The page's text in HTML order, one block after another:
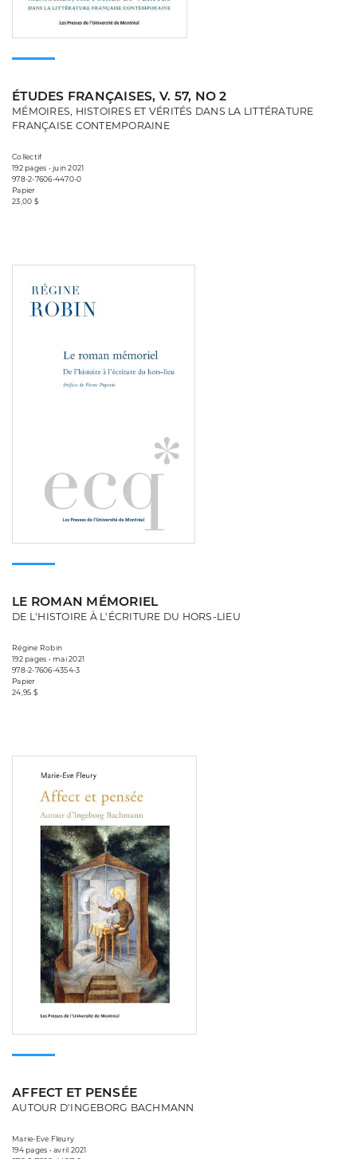
ÉTUDES FRANÇAISES, V. 57, NO 2
MÉMOIRES, HISTOIRES ET VÉRITÉS DANS LA LITTÉRATURE
FRANÇAISE CONTEMPORAINE
Collectif
192 pages • juin 2021
978-2-7606-4470-0
Papier
23,00 $
LE ROMAN MÉMORIEL
DE L'HISTOIRE À L'ÉCRITURE DU HORS-LIEU
Régine Robin
192 pages • mai 2021
978-2-7606-4354-3
Papier
24,95 $
AFFECT ET PENSÉE
AUTOUR D'INGEBORG BACHMANN
Marie-Eve Fleury
194 pages • avril 2021